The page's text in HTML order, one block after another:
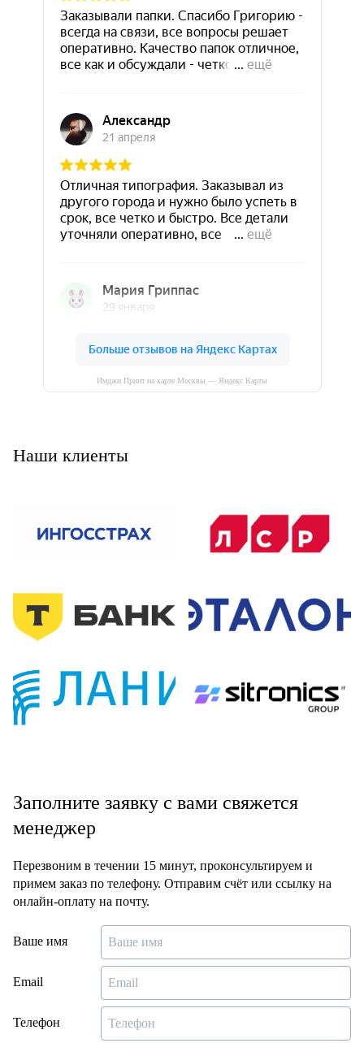
Имджи Принт на карте Москвы — Яндекс Карты
Наши клиенты
Заполните заявку с вами свяжется
менеджер
Перезвоним в течении 15 минут, проконсультируем и
примем заказ по телефону. Отправим счёт или ссылку на
онлайн-оплату на почту.
Ваше имя
Email
Телефон